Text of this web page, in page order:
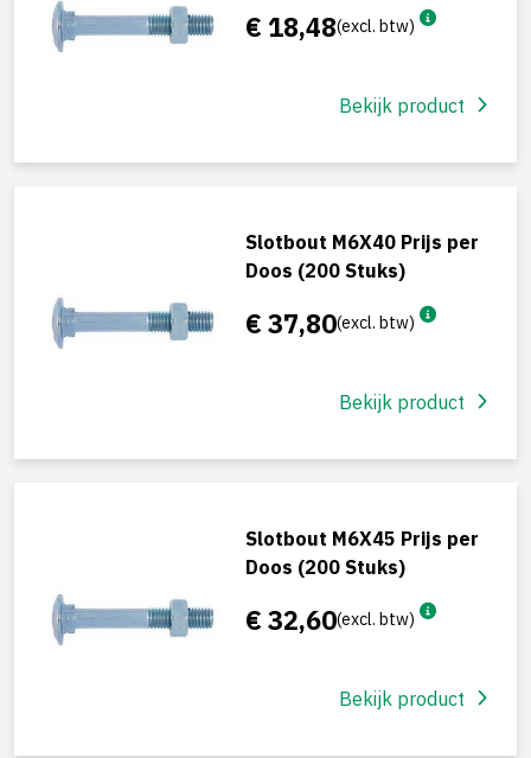
€ 18,48(excl. btw)
Bekijk product
Slotbout M6X40 Prijs per
Doos (200 Stuks)
€ 37,80(excl. btw)
Bekijk product
Slotbout M6X45 Prijs per
Doos (200 Stuks)
€ 32,60(excl. btw)
Bekijk product